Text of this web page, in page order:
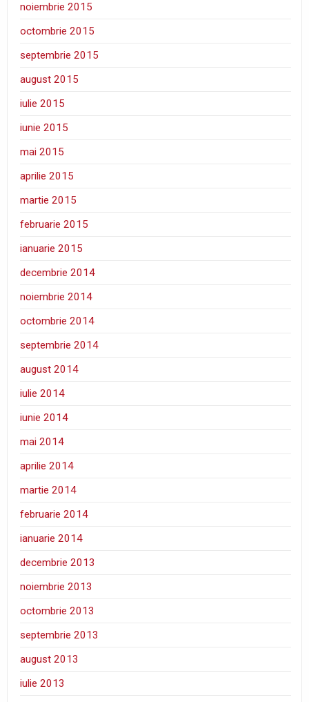
noiembrie 2015
octombrie 2015
septembrie 2015
august 2015
iulie 2015
iunie 2015
mai 2015
aprilie 2015
martie 2015
februarie 2015
ianuarie 2015
decembrie 2014
noiembrie 2014
octombrie 2014
septembrie 2014
august 2014
iulie 2014
iunie 2014
mai 2014
aprilie 2014
martie 2014
februarie 2014
ianuarie 2014
decembrie 2013
noiembrie 2013
octombrie 2013
septembrie 2013
august 2013
iulie 2013